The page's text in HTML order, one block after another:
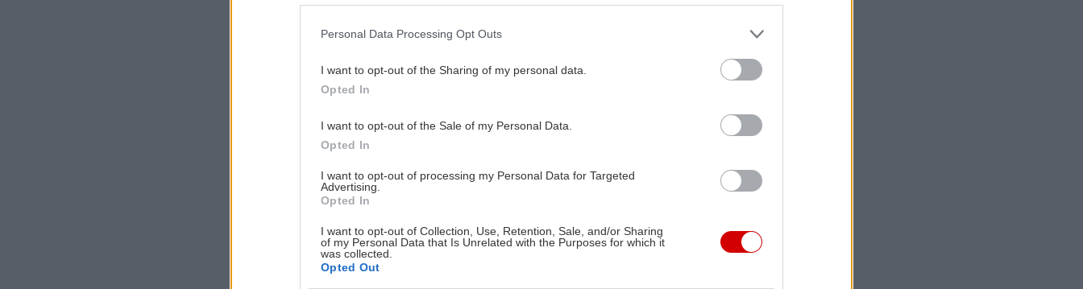
Personal Data Processing Opt Outs
I want to opt-out of the Sharing of my personal data.
Opted In
I want to opt-out of the Sale of my Personal Data.
Opted In
I want to opt-out of processing my Personal Data for Targeted
Advertising.
Opted In
I want to opt-out of Collection, Use, Retention, Sale, and/or Sharing
of my Personal Data that Is Unrelated with the Purposes for which it
was collected.
Opted Out